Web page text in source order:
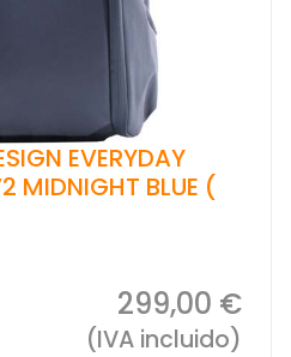
EVERYDAY
MIDNIGHT BLUE (
299,00 €
(IVA incluido)